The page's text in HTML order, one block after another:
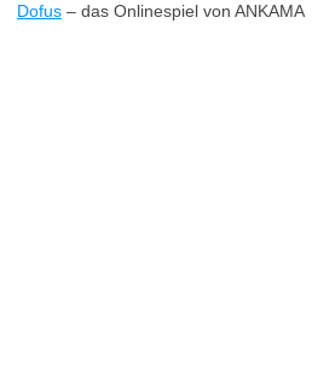
Dofus – das Onlinespiel von ANKAMA